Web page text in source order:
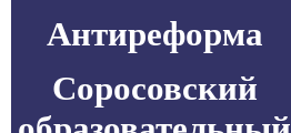
Антиреформа
Соросовский